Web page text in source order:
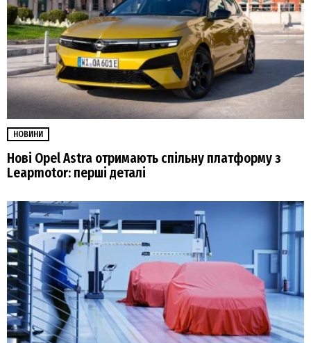
НОВИНИ
Нові Opel Astra отримають спільну платформу з
Leapmotor: перші деталі